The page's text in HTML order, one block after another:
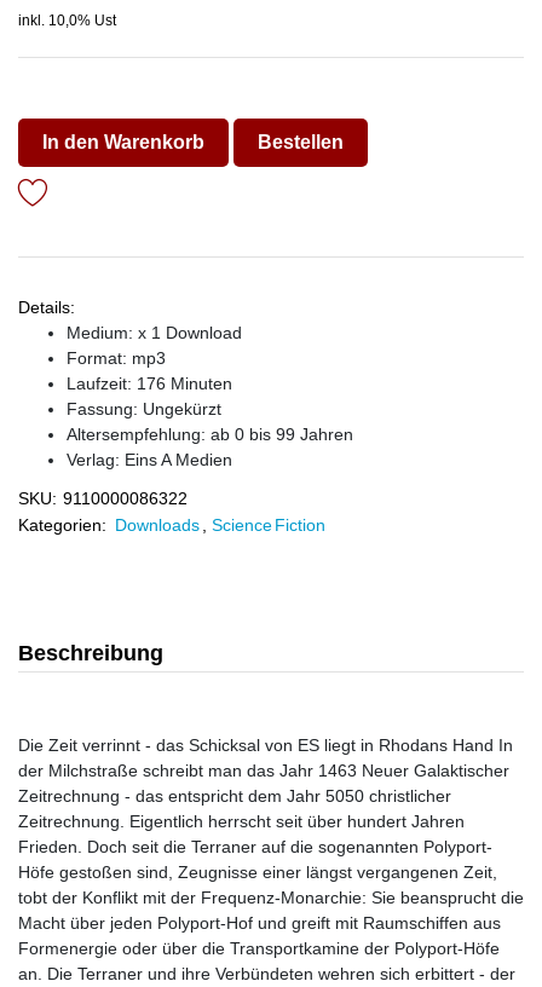
inkl. 10,0% Ust
In den Warenkorb Bestellen
Details:
Medium: x 1 Download
Format: mp3
Laufzeit: 176 Minuten
Fassung: Ungekürzt
Altersempfehlung: ab 0 bis 99 Jahren
Verlag: Eins A Medien
SKU: 9110000086322
Kategorien: Downloads Science Fiction
Beschreibung
Die Zeit verrinnt - das Schicksal von ES liegt in Rhodans Hand In
der Milchstraße schreibt man das Jahr 1463 Neuer Galaktischer
Zeitrechnung - das entspricht dem Jahr 5050 christlicher
Zeitrechnung. Eigentlich herrscht seit über hundert Jahren
Frieden. Doch seit die Terraner auf die sogenannten Polyport-
Höfe gestoßen sind, Zeugnisse einer längst vergangenen Zeit,
tobt der Konflikt mit der Frequenz-Monarchie: Sie beansprucht die
Macht über jeden Polyport-Hof und greift mit Raumschiffen aus
Formenergie oder über die Transportkamine der Polyport-Höfe
an. Die Terraner und ihre Verbündeten wehren sich erbittert - der